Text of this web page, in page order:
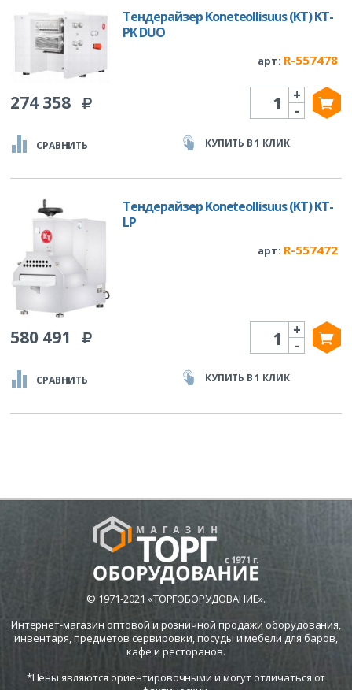
Тендерайзер Koneteollisuus (KT) KT-
PK DUO
арт: R-557478
274 358 Количество
-
+
СРАВНИТЬ КУПИТЬ В 1 КЛИК
Тендерайзер Koneteollisuus (KT) KT-
LP
арт: R-557472
580 491 Количество
-
+
СРАВНИТЬ КУПИТЬ В 1 КЛИК
© 1971-2021 «ТОРГОБОРУДОВАНИЕ».
Интернет-магазин оптовой и розничной продажи оборудования,
инвентаря, предметов сервировки, посуды и мебели для баров,
кафе и ресторанов.
*Цены являются ориентировочными и могут отличаться от